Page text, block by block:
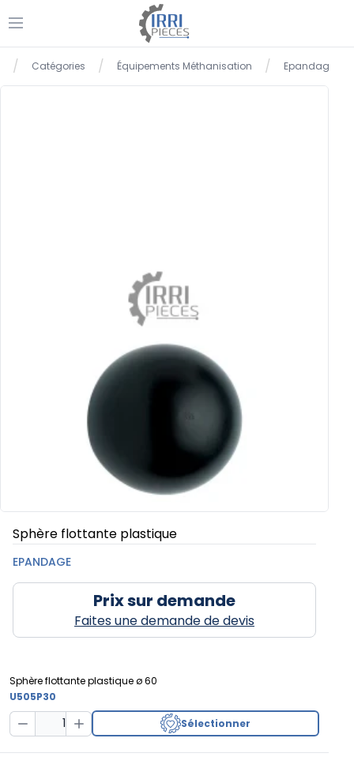
Ouvrir le menu
Accueil
/ Catégories / Équipements Méthanisation / Epandage
Sphère flottante plastique
EPANDAGE
Prix sur demande
Faites une demande de devis
Sphère flottante plastique ø 60
U505P30
Decrease QuantityIncrease QuantitySélectionner